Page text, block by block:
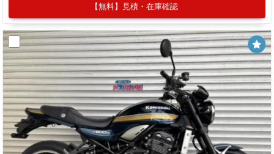
【無料】見積・在庫確認